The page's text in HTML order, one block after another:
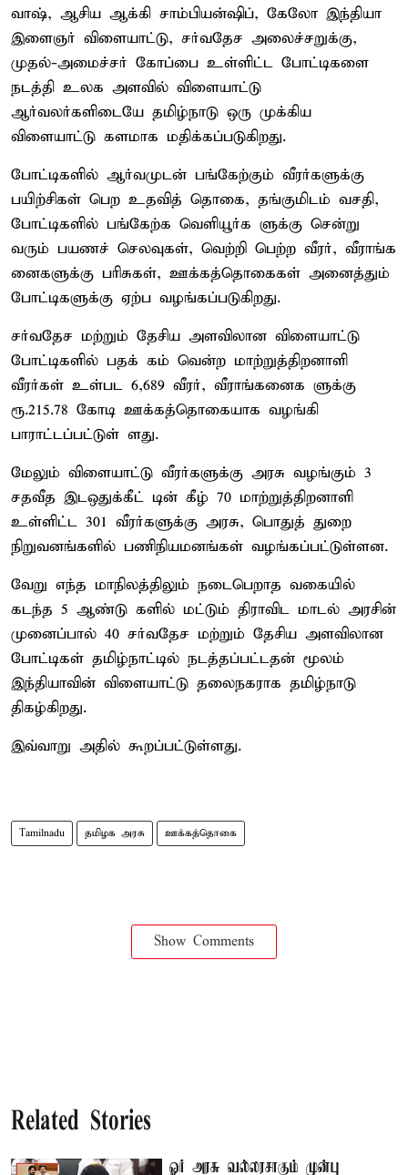
வாஷ், ஆசிய ஆக்கி சாம்பியன்ஷிப், கேலோ இந்தியா
இளைஞர் விளையாட்டு, சர்வதேச அலைச்சறுக்கு,
முதல்-அமைச்சர் கோப்பை உள்ளிட்ட போட்டிகளை
நடத்தி உலக அளவில் விளையாட்டு
ஆர்வலர்களிடையே தமிழ்நாடு ஒரு முக்கிய
விளையாட்டு களமாக மதிக்கப்படுகிறது.
போட்டிகளில் ஆர்வமுடன் பங்கேற்கும் வீரர்களுக்கு
பயிற்சிகள் பெற உதவித் தொகை, தங்குமிடம் வசதி,
போட்டிகளில் பங்கேற்க வெளியூர்க ளுக்கு சென்று
வரும் பயணச் செலவுகள், வெற்றி பெற்ற வீரர், வீராங்க
னைகளுக்கு பரிசுகள், ஊக்கத்தொகைகள் அனைத்தும்
போட்டிகளுக்கு ஏற்ப வழங்கப்படுகிறது.
சர்வதேச மற்றும் தேசிய அளவிலான விளையாட்டு
போட்டிகளில் பதக் கம் வென்ற மாற்றுத்திறனாளி
வீரர்கள் உள்பட 6,689 வீரர், வீராங்கனைக ளுக்கு
ரூ.215.78 கோடி ஊக்கத்தொகையாக வழங்கி
பாராட்டப்பட்டுள் ளது.
மேலும் விளையாட்டு வீரர்களுக்கு அரசு வழங்கும் 3
சதவீத இடஒதுக்கீட் டின் கீழ் 70 மாற்றுத்திறனாளி
உள்ளிட்ட 301 வீரர்களுக்கு அரசு, பொதுத் துறை
நிறுவனங்களில் பணிநியமனங்கள் வழங்கப்பட்டுள்ளன.
வேறு எந்த மாநிலத்திலும் நடைபெறாத வகையில்
கடந்த 5 ஆண்டு களில் மட்டும் திராவிட மாடல் அரசின்
முனைப்பால் 40 சர்வதேச மற்றும் தேசிய அளவிலான
போட்டிகள் தமிழ்நாட்டில் நடத்தப்பட்டதன் மூலம்
இந்தியாவின் விளையாட்டு தலைநகராக தமிழ்நாடு
திகழ்கிறது.
இவ்வாறு அதில் கூறப்பட்டுள்ளது.
Tamilnadu தமிழக அரசு ஊக்கத்தொகை
Show Comments
Related Stories
ஓர் அரசு வல்லரசாகும் முன்பு